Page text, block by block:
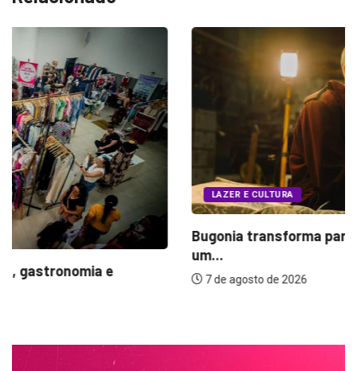
LAZER E CULTURA
Bugonia transforma paranoia e conspiração em
um...
7 de agosto de 2026